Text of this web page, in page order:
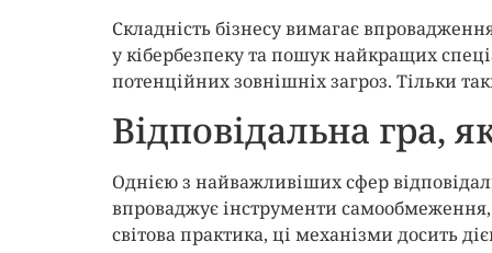
Складність бізнесу вимагає
у кібербезпеку та пошук найкращих
потенційних зовнішніх загроз. Тільки
Відповідальна гра,
Однією з найважливіших сфер
впроваджує інструменти самообмеження,
світова практика, ці механізми досить